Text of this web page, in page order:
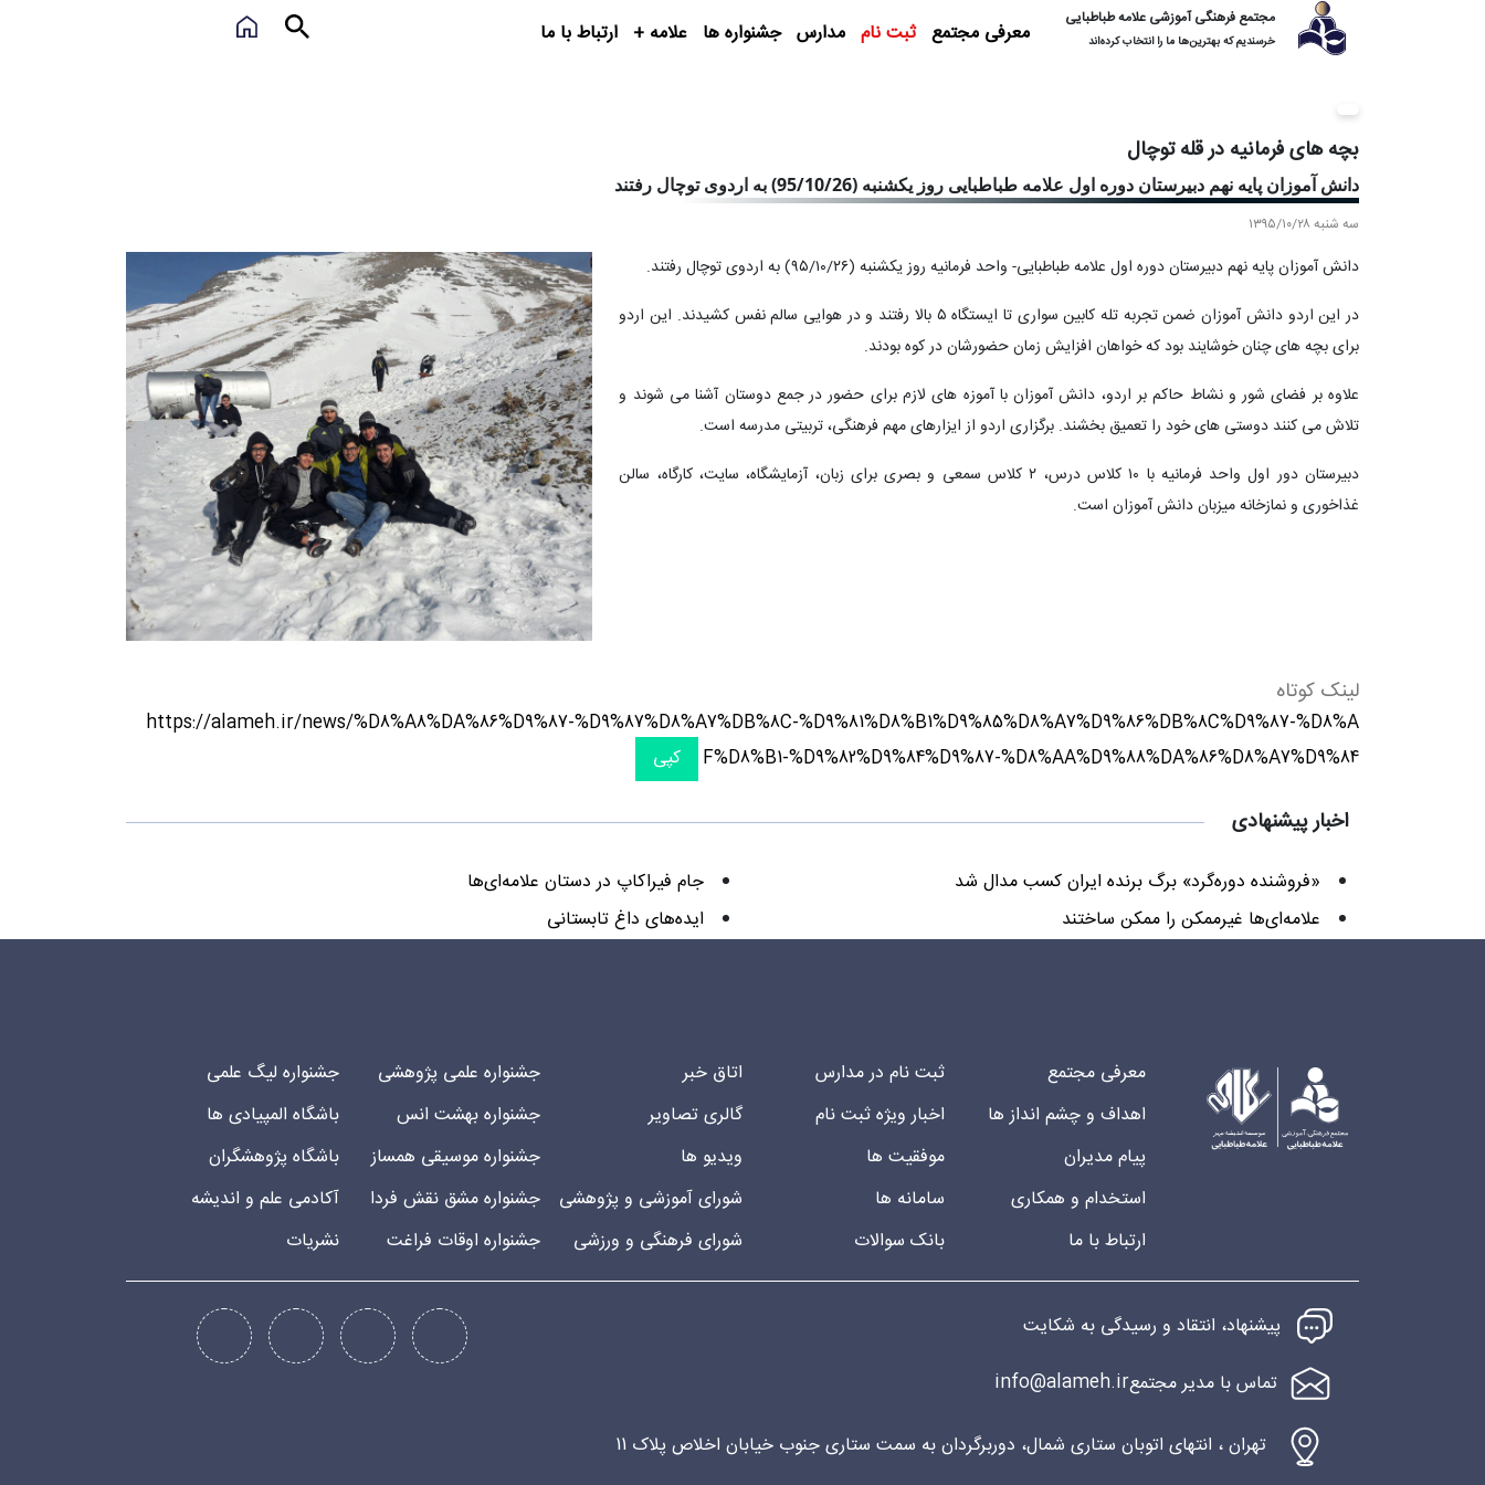
مجتمع فرهنگی آموزشی علامه طباطبایی
خرسندیم که بهترین‌ها ما را انتخاب کرده‌اند معرفی مجتمع ثبت نام مدارس جشنواره ها علامه + ارتباط با ما
بچه های فرمانیه در قله توچال
دانش آموزان پایه نهم دبیرستان دوره اول علامه طباطبایی روز یکشنبه (95/10/26) به اردوی توچال رفتند
سه شنبه ۱۳۹۵/۱۰/۲۸
دانش آموزان پایه نهم دبیرستان دوره اول علامه طباطبایی- واحد فرمانیه روز یکشنبه (۹۵/۱۰/۲۶) به اردوی توچال رفتند.
در این اردو دانش آموزان ضمن تجربه تله کابین سواری تا ایستگاه ۵ بالا رفتند و در هوایی سالم نفس کشیدند. این اردو
برای بچه های چنان خوشایند بود که خواهان افزایش زمان حضورشان در کوه بودند.
علاوه بر فضای شور و نشاط حاکم بر اردو، دانش آموزان با آموزه های لازم برای حضور در جمع دوستان آشنا می شوند و
تلاش می کنند دوستی های خود را تعمیق بخشند. برگزاری اردو از ایزارهای مهم فرهنگی، تربیتی مدرسه است.
دبیرستان دور اول واحد فرمانیه با ۱۰ کلاس درس، ۲ کلاس سمعی و بصری برای زبان، آزمایشگاه، سایت، کارگاه، سالن
غذاخوری و نمازخانه میزبان دانش آموزان است.
لینک کوتاه
https://alameh.ir/news/%D8%A8%DA%86%D9%87-%D9%87%D8%A7%DB%8C-%D9%81%D8%B1%D9%85%D8%A7%D9%86%DB%8C%D9%87-%D8%A
F%D8%B1-%D9%82%D9%84%D9%87-%D8%AA%D9%88%DA%86%D8%A7%D9%84
کپی
اخبار پیشنهادی
«فروشنده دوره‌گرد» برگ برنده ایران کسب مدال شد
جام فیراکاپ در دستان علامه‌ای‌ها
علامه‌ای‌ها غیرممکن را ممکن ساختند
ایده‌های داغ تابستانی
معرفی مجتمع
اهداف و چشم انداز ها
پیام مدیران
استخدام و همکاری
ارتباط با ما
ثبت نام در مدارس
اخبار ویژه ثبت نام
موفقیت ها
سامانه ها
بانک سوالات
اتاق خبر
گالری تصاویر
ویدیو ها
شورای آموزشی و پژوهشی
شورای فرهنگی و ورزشی
جشنواره علمی پژوهشی
جشنواره بهشت انس
جشنواره موسیقی همساز
جشنواره مشق نقش فردا
جشنواره اوقات فراغت
جشنواره لیگ علمی
باشگاه المپیادی ها
باشگاه پژوهشگران
آکادمی علم و اندیشه
نشریات
پیشنهاد، انتقاد و رسیدگی به شکایت
تماس با مدیر مجتمعinfo@alameh.ir
تهران ، انتهای اتوبان ستاری شمال، دوربرگردان به سمت ستاری جنوب خیابان اخلاص پلاک 11